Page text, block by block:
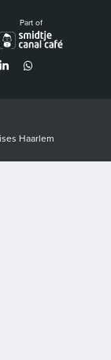
Part of
Haarlem